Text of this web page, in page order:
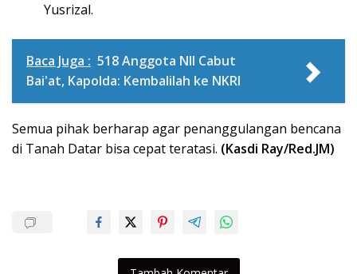
Yusrizal.
Baca Juga : 518 Anggota NII Cabut
Bai'at, Kapolda: Kembalilah ke NKRI
Semua pihak berharap agar penanggulangan bencana
di Tanah Datar bisa cepat teratasi. (Kasdi Ray/Red.JM)